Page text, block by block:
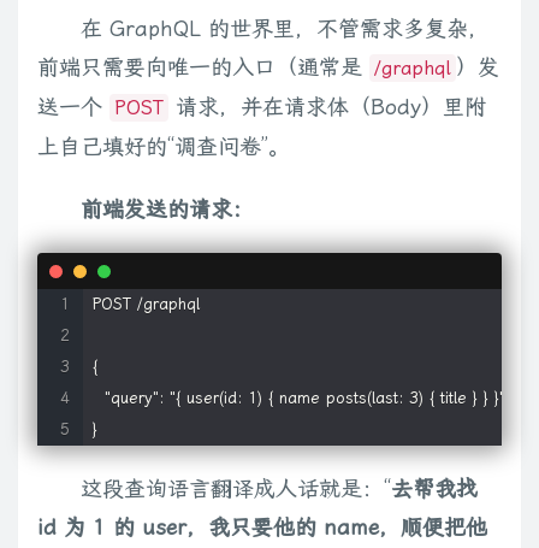
在 GraphQL 的世界里，不管需求多复杂，
前端只需要向唯一的入口（通常是 /graphql ）发
送一个 POST 请求，并在请求体（Body）里附
上自己填好的“调查问卷”。
前端发送的请求：
POST /graphql
{
  "query": "{ user(id: 1) { name posts(last: 3) { title } } }"
}
这段查询语言翻译成人话就是：“去帮我找
id 为 1 的 user，我只要他的 name，顺便把他